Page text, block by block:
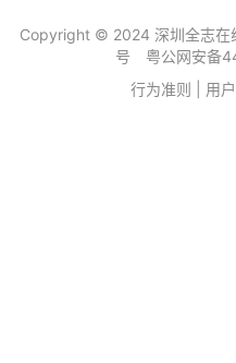
Copyright © 2024 深圳全志在
号
粤公网安备
行为准则
用